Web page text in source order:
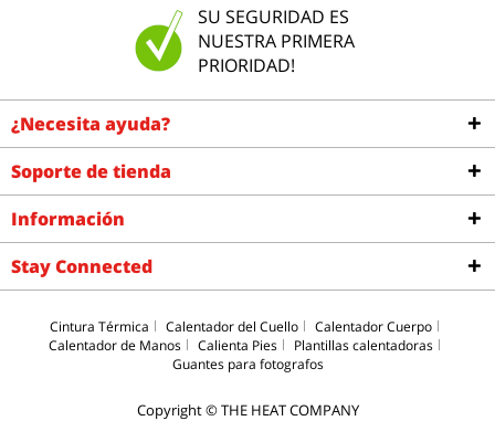
SU SEGURIDAD ES
NUESTRA PRIMERA
PRIORIDAD!
¿Necesita ayuda?
Soporte de tienda
Información
Stay Connected
Cintura Térmica Calentador del Cuello
Calentador Cuerpo
Calentador de Manos
Calienta Pies
Plantillas calentadoras
Guantes para fotografos
Copyright © THE HEAT COMPANY